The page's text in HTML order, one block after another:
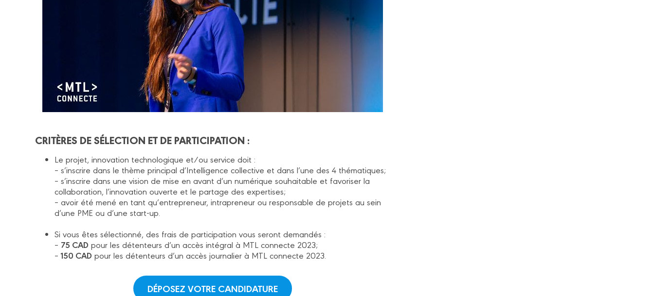
CRITÈRES DE SÉLECTION ET DE PARTICIPATION :
Le projet, innovation technologique et/ou service doit :
– s’inscrire dans le thème principal d’Intelligence collective et dans l’une des 4 thématiques;
– s’inscrire dans une vision de mise en avant d’un numérique souhaitable et favoriser la
collaboration, l’innovation ouverte et le partage des expertises;
– avoir été mené en tant qu’entrepreneur, intrapreneur ou responsable de projets au sein
d’une PME ou d’une start-up.
Si vous êtes sélectionné, des frais de participation vous seront demandés :
– 75 CAD pour les détenteurs d’un accès intégral à MTL connecte 2023;
–150 CAD pour les détenteurs d’un accès journalier à MTL connecte 2023.
DÉPOSEZ VOTRE CANDIDATURE